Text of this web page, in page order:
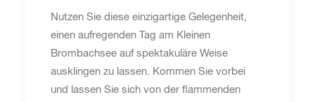
Nutzen Sie diese einzigartige Gelegenheit,
einen aufregenden Tag am Kleinen
Brombachsee auf spektakuläre Weise
ausklingen zu lassen. Kommen Sie vorbei
und lassen Sie sich von der flammenden